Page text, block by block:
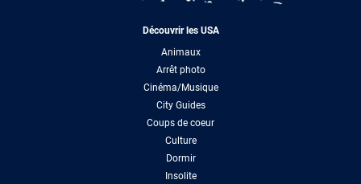
Découvrir les USA
Animaux
Arrêt photo
Cinéma/Musique
City Guides
Coups de coeur
Culture
Dormir
Insolite